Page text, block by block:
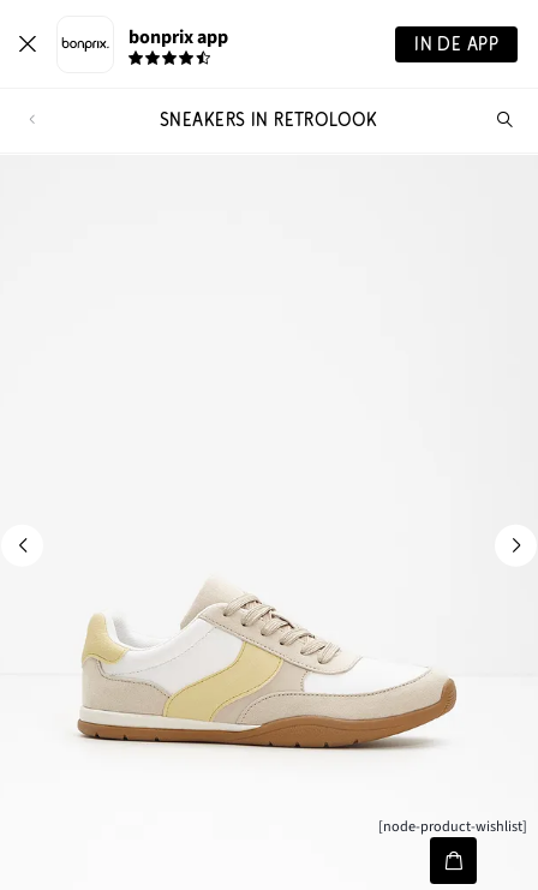
bonprix app IN DE APP
SNEAKERS IN RETROLOOK
[node-product-wishlist]